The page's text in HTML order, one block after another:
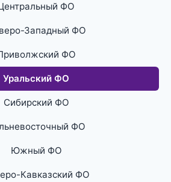
ФО
Западный ФО
ФО
Уральский ФО
Сибирский ФО
ФО
Южный ФО
Кавказский ФО